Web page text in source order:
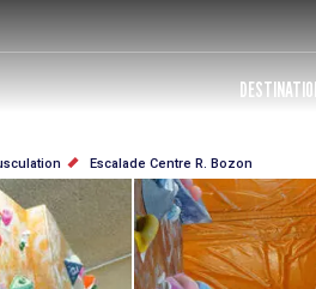
Escalade Centre R. Bozon